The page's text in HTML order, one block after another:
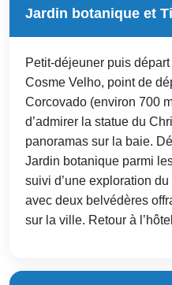
Jardin botanique et
Petit-déjeuner puis
Cosme Velho, point de
Corcovado (environ 700
d’admirer la statue du
panoramas sur la baie.
Jardin botanique parmi
suivi d’une exploration
avec deux belvédères
sur la ville. Retour à